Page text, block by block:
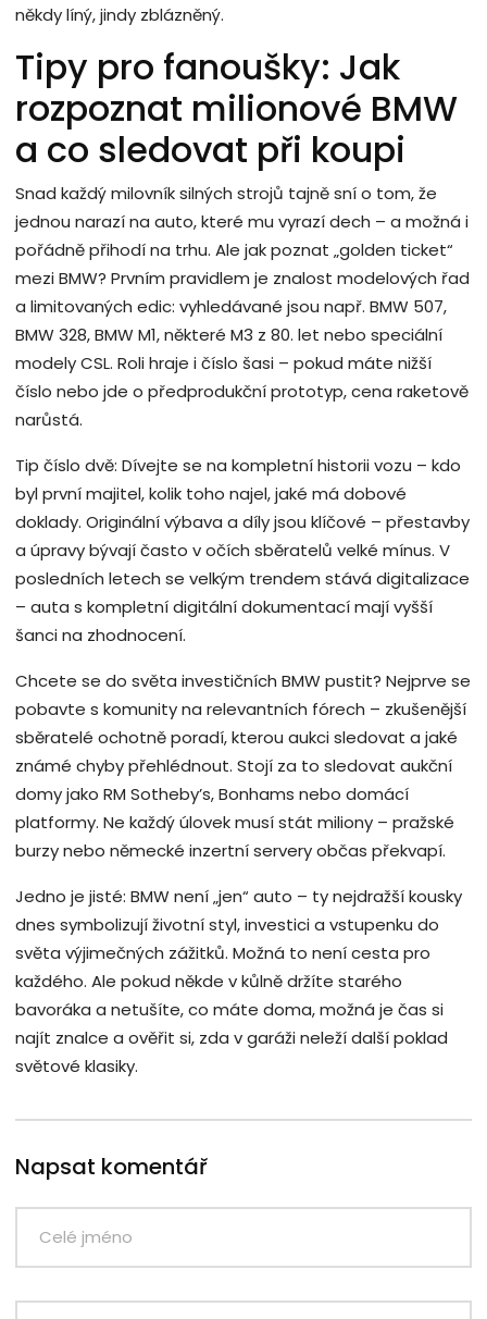
někdy líný, jindy zblázněný.
Tipy pro fanoušky: Jak
rozpoznat milionové BMW
a co sledovat při koupi
Snad každý milovník silných strojů tajně sní o tom, že
jednou narazí na auto, které mu vyrazí dech – a možná i
pořádně přihodí na trhu. Ale jak poznat „golden ticket“
mezi BMW? Prvním pravidlem je znalost modelových řad
a limitovaných edic: vyhledávané jsou např. BMW 507,
BMW 328, BMW M1, některé M3 z 80. let nebo speciální
modely CSL. Roli hraje i číslo šasi – pokud máte nižší
číslo nebo jde o předprodukční prototyp, cena raketově
narůstá.
Tip číslo dvě: Dívejte se na kompletní historii vozu – kdo
byl první majitel, kolik toho najel, jaké má dobové
doklady. Originální výbava a díly jsou klíčové – přestavby
a úpravy bývají často v očích sběratelů velké mínus. V
posledních letech se velkým trendem stává digitalizace
– auta s kompletní digitální dokumentací mají vyšší
šanci na zhodnocení.
Chcete se do světa investičních BMW pustit? Nejprve se
pobavte s komunity na relevantních fórech – zkušenější
sběratelé ochotně poradí, kterou aukci sledovat a jaké
známé chyby přehlédnout. Stojí za to sledovat aukční
domy jako RM Sotheby’s, Bonhams nebo domácí
platformy. Ne každý úlovek musí stát miliony – pražské
burzy nebo německé inzertní servery občas překvapí.
Jedno je jisté: BMW není „jen“ auto – ty nejdražší kousky
dnes symbolizují životní styl, investici a vstupenku do
světa výjimečných zážitků. Možná to není cesta pro
každého. Ale pokud někde v kůlně držíte starého
bavoráka a netušíte, co máte doma, možná je čas si
najít znalce a ověřit si, zda v garáži neleží další poklad
světové klasiky.
Napsat komentář